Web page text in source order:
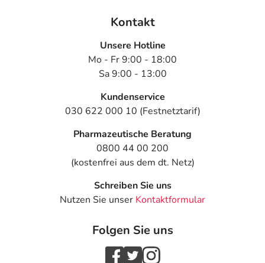
Kontakt
Unsere Hotline
Mo - Fr 9:00 - 18:00
Sa 9:00 - 13:00
Kundenservice
030 622 000 10 (Festnetztarif)
Pharmazeutische Beratung
0800 44 00 200
(kostenfrei aus dem dt. Netz)
Schreiben Sie uns
Nutzen Sie unser Kontaktformular
Folgen Sie uns